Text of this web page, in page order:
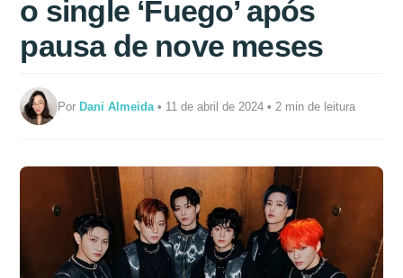
o single ‘Fuego’ após
pausa de nove meses
PorDani Almeida • 11 de abril de 2024 • 2 min de leitura